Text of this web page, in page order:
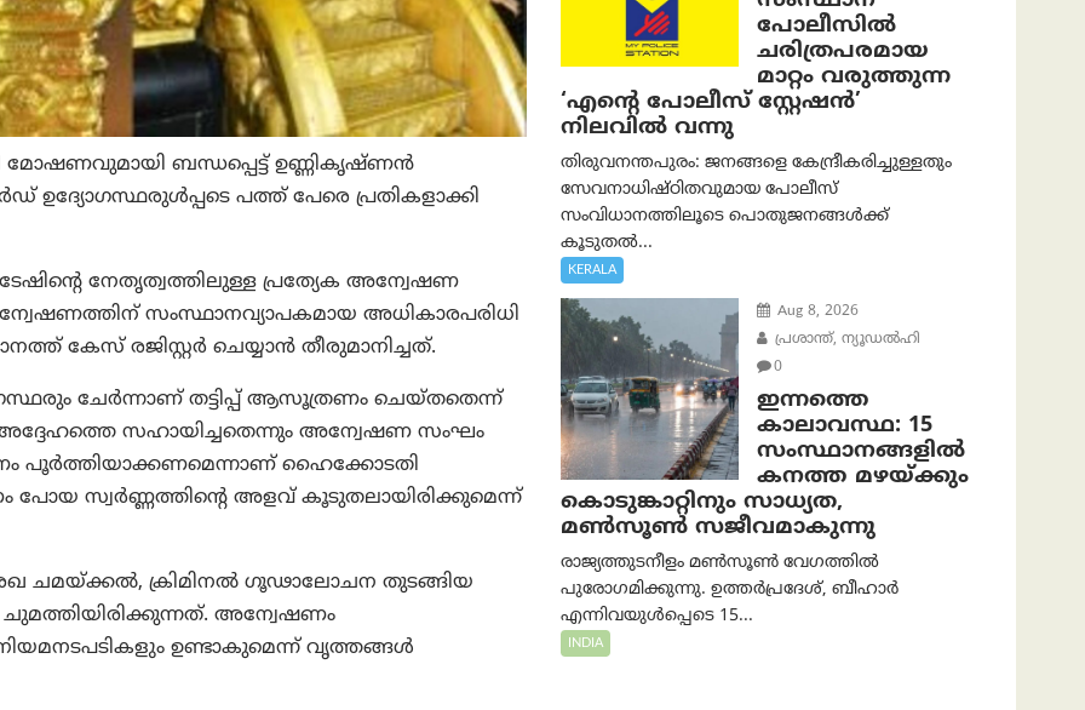
മോഷണവുമായി ബന്ധപ്പെട്ട് ഉണ്ണികൃഷ്ണൻ
ഉദ്യോഗസ്ഥരുള്‍പ്പടെ പത്ത് പേരെ പ്രതികളാക്കി
നേതൃത്വത്തിലുള്ള പ്രത്യേക അന്വേഷണ
സംസ്ഥാനവ്യാപകമായ അധികാരപരിധി
കേസ് രജിസ്റ്റർ ചെയ്യാൻ തീരുമാനിച്ചത്.
ചേര്‍ന്നാണ് തട്ടിപ്പ് ആസൂത്രണം ചെയ്തതെന്ന്
സഹായിച്ചതെന്നും അന്വേഷണ സംഘം
പൂർത്തിയാക്കണമെന്നാണ് ഹൈക്കോടതി
പോയ സ്വർണ്ണത്തിന്റെ അളവ് കൂടുതലായിരിക്കുമെന്ന്
ചമയ്ക്കൽ, ക്രിമിനൽ ഗൂഢാലോചന തുടങ്ങിയ
അന്വേഷണം
ഉണ്ടാകുമെന്ന് വൃത്തങ്ങൾ
പോലീസിൽ
ചരിത്രപരമായ
മാറ്റം വരുത്തുന്ന
‘എന്റെ പോലീസ് സ്റ്റേഷൻ’
നിലവില്‍ വന്നു
തിരുവനന്തപുരം: ജനങ്ങളെ കേന്ദ്രീകരിച്ചുള്ളതും
സേവനാധിഷ്ഠിതവുമായ പോലീസ്
സംവിധാനത്തിലൂടെ പൊതുജനങ്ങൾക്ക്
കൂടുതൽ...
KERALA
Aug 8, 2026
പ്രശാന്ത്, ന്യൂഡല്‍ഹി
0
ഇന്നത്തെ
കാലാവസ്ഥ: 15
സംസ്ഥാനങ്ങളിൽ
കനത്ത മഴയ്ക്കും
കൊടുങ്കാറ്റിനും സാധ്യത,
മൺസൂൺ സജീവമാകുന്നു
രാജ്യത്തുടനീളം മൺസൂൺ വേഗത്തിൽ
പുരോഗമിക്കുന്നു. ഉത്തർപ്രദേശ്, ബീഹാർ
എന്നിവയുൾപ്പെടെ 15...
INDIA